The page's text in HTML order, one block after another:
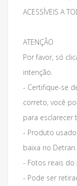
ACESSÍVEIS A
ATENÇÃO
Por favor, só
intenção.
- Certifique-se
correto, você
para esclarecer
- Produto
baixa no Detran.
- Fotos reais
- Pode ser